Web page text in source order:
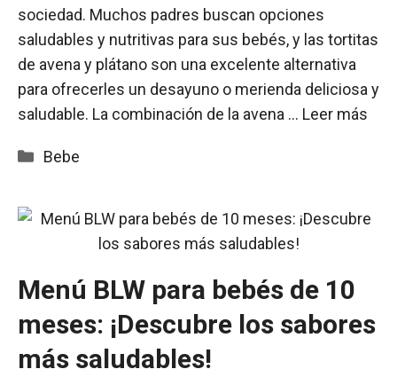
sociedad. Muchos padres buscan opciones
saludables y nutritivas para sus bebés, y las tortitas
de avena y plátano son una excelente alternativa
para ofrecerles un desayuno o merienda deliciosa y
saludable. La combinación de la avena … Leer más
Categorías
Bebe
Menú BLW para bebés de 10
meses: ¡Descubre los sabores
más saludables!